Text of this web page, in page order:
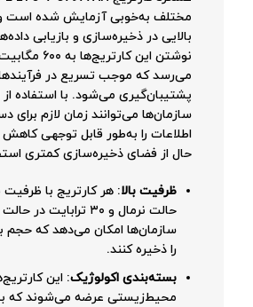
مختلف به‌خوبی آزمایش شده است
بالایی در ذخیره‌سازی و بازیابی
نوشتن این
می‌رسد که موجب تسریع در
پشتیبان‌گیری می‌شود. با استفاده از
سازمان‌ها می‌توانند زمان لازم برای
اطلاعات را به‌طور قابل توجهی
حال از فضای ذخیره‌سازی کمتری
ظرفیت بالا
حالت نرمال و ۳۰ ترابایت
سازمان‌ها امکان می‌دهد که حجم
را ذخیره کنند.
بسته‌بندی اکولوژیک: این
محیط‌زیستی عرضه می‌شوند که